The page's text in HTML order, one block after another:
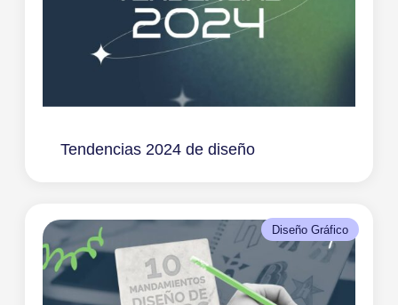
Tendencias 2024 de diseño
Diseño Gráfico